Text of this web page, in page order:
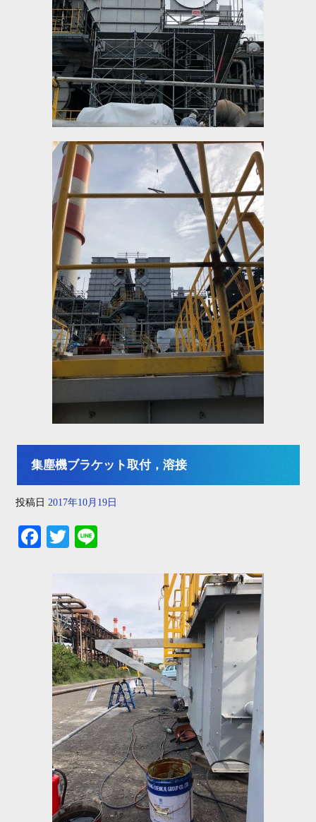
集塵機ブラケット取付，溶接
投稿日 2017年10月19日
Fa
ok
T
r